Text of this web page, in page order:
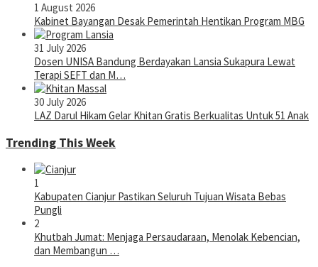
1 August 2026
Kabinet Bayangan Desak Pemerintah Hentikan Program MBG
31 July 2026
Dosen UNISA Bandung Berdayakan Lansia Sukapura Lewat
Terapi SEFT dan M…
30 July 2026
LAZ Darul Hikam Gelar Khitan Gratis Berkualitas Untuk 51 Anak
Trending This Week
1
Kabupaten Cianjur Pastikan Seluruh Tujuan Wisata Bebas
Pungli
2
Khutbah Jumat: Menjaga Persaudaraan, Menolak Kebencian,
dan Membangun …